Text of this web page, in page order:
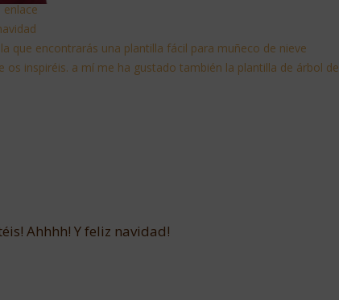
enlace
que encontrarás una plantilla fácil para muñeco de nieve
inspiréis. a mí me ha gustado también la plantilla de árbol de
Ahhhh! Y feliz navidad!